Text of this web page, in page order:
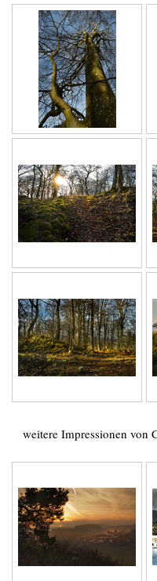
weitere Impressionen von